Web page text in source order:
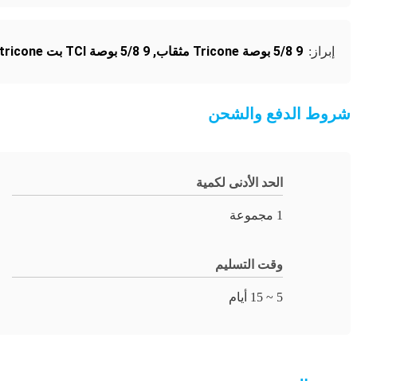
إبراز: 9 5/8 بوصة Tricone مثقاب , 9 5/8 بوصة TCI بت tricone
شروط الدفع والشحن
الحد الأدنى لكمية
1 مجموعة
وقت التسليم
5 ~ 15 أيام